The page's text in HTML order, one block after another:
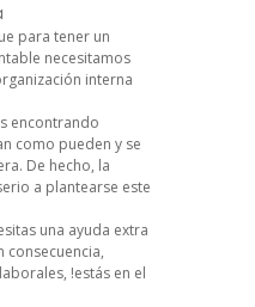
para tener un
necesitamos
interna
encontrando
como pueden y se
De hecho, la
a plantearse este
una ayuda extra
consecuencia,
!estás en el